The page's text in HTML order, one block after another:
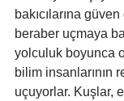
bakıcılarına
beraber uçmaya
yolculuk boyunca
bilim insanlarının
uçuyorlar. Kuşlar,